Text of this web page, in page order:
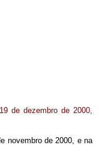
de dezembro de 2000,
novembro de 2000, e na